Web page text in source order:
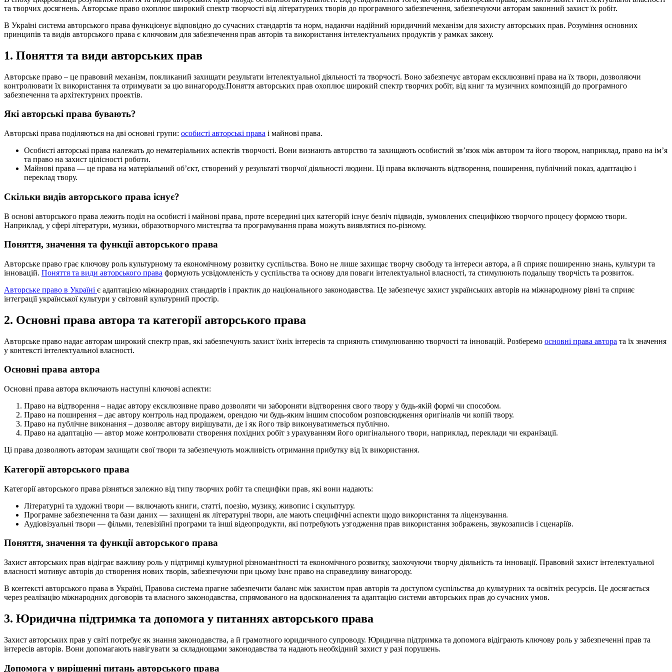
та творчих досягнень. Авторське право охоплює широкий спектр творчості від літературних творів до програмного забезпечення, забезпечуючи авторам законний захист їх робіт.
В Україні система авторського права функціонує відповідно до сучасних стандартів та норм, надаючи надійний юридичний механізм для захисту авторських прав. Розуміння основних
принципів та видів авторського права є ключовим для забезпечення прав авторів та використання інтелектуальних продуктів у рамках закону.
1. Поняття та види авторських прав
Авторське право – це правовий механізм, покликаний захищати результати інтелектуальної діяльності та творчості. Воно забезпечує авторам ексклюзивні права на їх твори, дозволяючи
контролювати їх використання та отримувати за цю винагороду.Поняття авторських прав охоплює широкий спектр творчих робіт, від книг та музичних композицій до програмного
забезпечення та архітектурних проектів.
Які авторські права бувають?
Авторські права поділяються на дві основні групи: особисті авторські права і майнові права.
Особисті авторські права належать до нематеріальних аспектів творчості. Вони визнають авторство та захищають особистий зв’язок між автором та його твором, наприклад, право на ім’я
та право на захист цілісності роботи.
Майнові права — це права на матеріальний об’єкт, створений у результаті творчої діяльності людини. Ці права включають відтворення, поширення, публічний показ, адаптацію і
переклад твору.
Скільки видів авторського права існує?
В основі авторського права лежить поділ на особисті і майнові права, проте всередині цих категорій існує безліч підвидів, зумовлених специфікою творчого процесу формою твори.
Наприклад, у сфері літератури, музики, образотворчого мистецтва та програмування права можуть виявлятися по-різному.
Поняття, значення та функції авторського права
Авторське право грає ключову роль культурному та економічному розвитку суспільства. Воно не лише захищає творчу свободу та інтереси автора, а й сприяє поширенню знань, культури та
інновацій. Поняття та види авторського права формують усвідомленість у суспільства та основу для поваги інтелектуальної власності, та стимулюють подальшу творчість та розвиток.
Авторське право в Україні є адаптацією міжнародних стандартів і практик до національного законодавства. Це забезпечує захист українських авторів на міжнародному рівні та сприяє
інтеграції української культури у світовий культурний простір.
2. Основні права автора та категорії авторського права
Авторське право надає авторам широкий спектр прав, які забезпечують захист їхніх інтересів та сприяють стимулюванню творчості та інновацій. Розберемо основні права автора та їх значення
у контексті інтелектуальної власності.
Основні права автора
Основні права автора включають наступні ключові аспекти:
Право на відтворення – надає автору ексклюзивне право дозволяти чи забороняти відтворення свого твору у будь-якій формі чи способом.
Право на поширення – дає автору контроль над продажем, орендою чи будь-яким іншим способом розповсюдження оригіналів чи копій твору.
Право на публічне виконання – дозволяє автору вирішувати, де і як його твір виконуватиметься публічно.
Право на адаптацію — автор може контролювати створення похідних робіт з урахуванням його оригінального твори, наприклад, переклади чи екранізації.
Ці права дозволяють авторам захищати свої твори та забезпечують можливість отримання прибутку від їх використання.
Категорії авторського права
Категорії авторського права різняться залежно від типу творчих робіт та специфіки прав, які вони надають:
Літературні та художні твори — включають книги, статті, поезію, музику, живопис і скульптуру.
Програмне забезпечення та бази даних — захищені як літературні твори, але мають специфічні аспекти щодо використання та ліцензування.
Аудіовізуальні твори — фільми, телевізійні програми та інші відеопродукти, які потребують узгодження прав використання зображень, звукозаписів і сценаріїв.
Поняття, значення та функції авторського права
Захист авторських прав відіграє важливу роль у підтримці культурної різноманітності та економічного розвитку, заохочуючи творчу діяльність та інновації. Правовий захист інтелектуальної
власності мотивує авторів до створення нових творів, забезпечуючи при цьому їхнє право на справедливу винагороду.
В контексті авторського права в Україні, Правова система прагне забезпечити баланс між захистом прав авторів та доступом суспільства до культурних та освітніх ресурсів. Це досягається
через реалізацію міжнародних договорів та власного законодавства, спрямованого на вдосконалення та адаптацію системи авторських прав до сучасних умов.
3. Юридична підтримка та допомога у питаннях авторського права
Захист авторських прав у світі потребує як знання законодавства, а й грамотного юридичного супроводу. Юридична підтримка та допомога відіграють ключову роль у забезпеченні прав та
інтересів авторів. Вони допомагають навігувати за складнощами законодавства та надають необхідний захист у разі порушень.
Допомога у вирішенні питань авторського права